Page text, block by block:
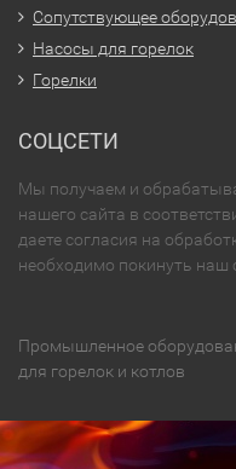
Сопутствующее
Насосы для горелок
Горелки
СОЦСЕТИ
Мы получаем и
нашего сайта в
даете согласия на
необходимо покинуть наш
Промышленное
для горелок и котлов